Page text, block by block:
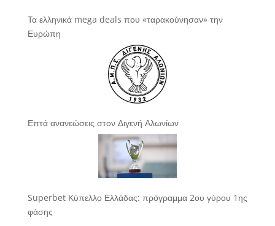
Τα ελληνικά mega deals που «ταρακούνησαν» την
Ευρώπη
Επτά ανανεώσεις στον Διγενή Αλωνίων
Superbet Κύπελλο Ελλάδας: πρόγραμμα 2ου γύρου 1ης
φάσης